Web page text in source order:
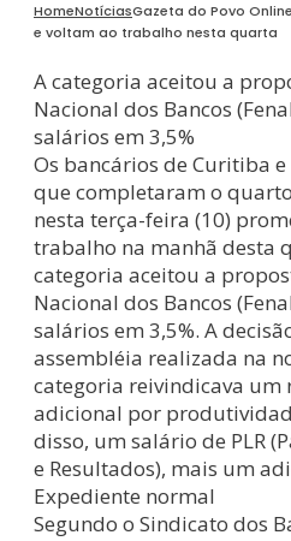
HomeNotíciasGazeta do Povo
e voltam ao trabalho nesta quarta
A categoria aceitou a
Nacional dos Bancos
salários em 3,5%
Os bancários de Curitiba
que completaram o
nesta terça-feira (10)
trabalho na manhã desta
categoria aceitou a
Nacional dos Bancos
salários em 3,5%. A
assembléia realizada na
categoria reivindicava um
adicional por
disso, um salário de PLR
e Resultados), mais um
Expediente normal
Segundo o Sindicato dos